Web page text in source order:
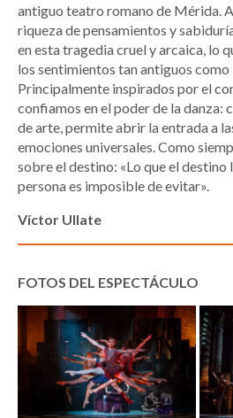
antiguo teatro romano de Mérida.
riqueza de pensamientos y
en esta tragedia cruel y arcaica, lo
los sentimientos tan antiguos como
Principalmente inspirados por el
confiamos en el poder de la danza:
de arte, permite abrir la entrada a
emociones universales. Como
sobre el destino: «Lo que el destino
persona es imposible de evitar».
Víctor Ullate
FOTOS DEL ESPECTÁCULO